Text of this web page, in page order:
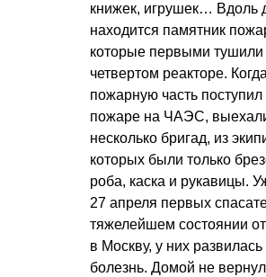
книжек, игрушек… Вдоль
находится памятник
которые первыми
четвертом реакторе.
пожарную часть поступил
пожаре на ЧАЭС,
несколько бригад, из
которых были только
роба, каска и рукавицы.
27 апреля первых
тяжелейшем состоянии
в Москву, у них
болезнь. Домой не